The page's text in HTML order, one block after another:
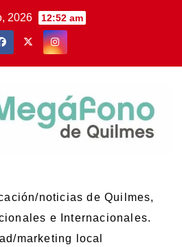
2026 12:52 am
noticias de Quilmes,
e Internacionales.
marketing local